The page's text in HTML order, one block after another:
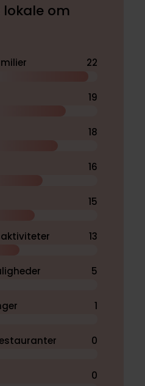
lokale om
22
19
18
16
15
13
5
1
0
0